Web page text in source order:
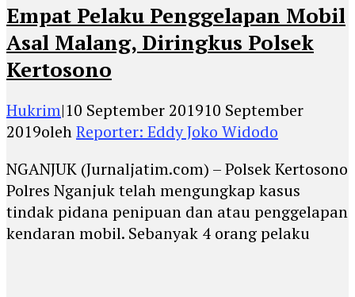
Empat Pelaku Penggelapan Mobil
Asal Malang, Diringkus Polsek
Kertosono
Hukrim|10 September 201910 September
2019olehReporter: Eddy Joko Widodo
NGANJUK (Jurnaljatim.com) – Polsek Kertosono
Polres Nganjuk telah mengungkap kasus
tindak pidana penipuan dan atau penggelapan
kendaran mobil. Sebanyak 4 orang pelaku